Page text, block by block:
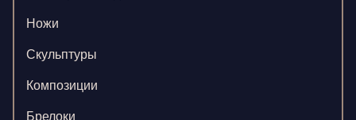
Ножи
Скульптуры
Композиции
Брелоки